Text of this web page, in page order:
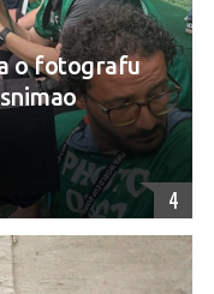
o fotografu
4